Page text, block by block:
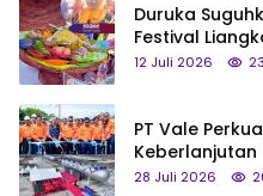
Duruka
Festival
hingga
12 Juli 2026
PT Vale
Keberlanjutan
28 Juli 2026